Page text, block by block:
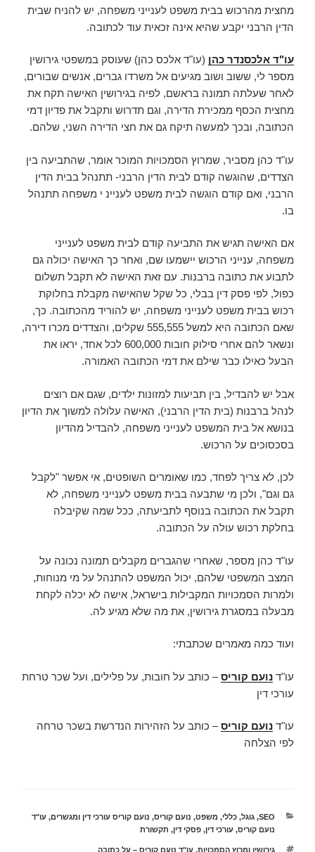
מחצית מהרכוש בבית משפט לענייני משפחה, יש להניח שבית
הדין הרבני יקבע שהיא אינה זכאית עוד לכתובה.
עו"ד אלכסנדר כהן (עו"ד אלכס כהן) שעוסק במשפטי גירושין
מספר לי, ששוב ושוב מגיעים אל משרדו גברים, אנשים שבורים,
לאחר שעלתה תמונה בראשם, לפיה בגירושין האישה תקח את
מחצית הכסף ממכירת הדירה, וגם תדרוש ותקבל את פדיון דמי
הכתובה, ובכך למעשה תיקח גם את חצי הדירה השני, שלהם.
עו"ד כהן מסביר, שמרוץ הסמכויות המוכר אומר, שהתביעה בין
הצדדים, שהוגשה קודם לבית הדין הרבני- תתנהל בבית הדין
הרבני, ואם קודם הוגשה לבית משפט לעניינ י משפחה תתנהל
בו.
אם האישה תגיש את התביעה קודם לבית משפט לענייני
משפחה, ענייני הרכוש יישמעו שם, ואחר כך האישה יכולה גם
לתבוע את כתובה ברבנות. עם זאת האישה לא תקבל תשלום
כפול, לפי פסק דין בבלי, כל שקל שהאישה מקבלת בחלוקת
רכוש בבית משפט לענייני משפחה, יש להוריד מהכתובה. כך,
שאם הכתובה היא למשל 555,555 שקלים, והצדדים מכרו דירה,
ונשאר להם אחרי סילוק חובות 600,000 לכל אחד, יראו את
הבעל כאילו כבר שילם את דמי הכתובה האמורה.
אבל יש להבדיל, בין תביעות למזונות ילדים, שגם אם רוצים
לנהל ברבנות (בית הדין הרבני), האישה עלולה למשוך את הדיון
בנושא אל בית המשפט לענייני משפחה, להבדיל מהדיון
בסכסוכים על הרכוש.
לכן, לא צריך לפחד, כמו שאומרים השופטים, אי אפשר "לקבל
גם וגם", ולכן מי שתבעה בבית משפט לענייני משפחה, לא
תקבל את הכתובה בנוסף לתביעתה, ככל שמה שקיבלה
בחלקת רכוש עולה על הכתובה.
עו"ד כהן מספר, שאחרי שהגברים מקבלים תמונה נכונה על
המצב המשפטי שלהם, יכול המשפט להתנהל על מי מנוחות,
ולמרות הסמכויות המקבילות בישראל, אישה לא יכלה לקחת
מבעלה במסגרת גירושין, את מה שלא מגיע לה.
ועוד כמה מאמרים שכתבתי:
עו"ד נועם קוריס– כותב על חובות, על פלילים, ועל שכר טרחת
עורכי דין
עו"ד נועם קוריס– כותב על הזהירות הנדרשת בשכר טרחה
לפי הצלחה
קטגוריות
SEO
,גוגל,כללי, משפט, נועם קוריס, נועם קוריס עורכי דין ומגשרים,עו"ד
נועם קוריס,עורכי דין,פסקי דין, תקשורת
תגיות
גירושין ומרוץ הסמכויות,עו"ד נועם קוריס – על כתובה